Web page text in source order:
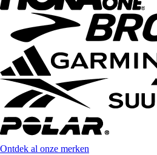
Ontdek al onze merken